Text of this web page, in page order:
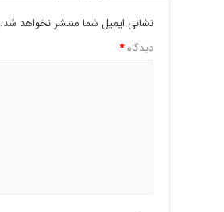
نشانی ایمیل شما منتشر نخواهد شد.
دیدگاه*